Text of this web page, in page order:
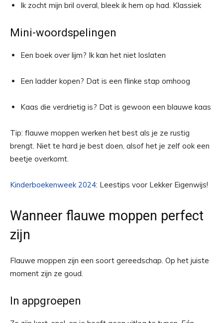
Ik zocht mijn bril overal, bleek ik hem op had. Klassiek
Mini-woordspelingen
Een boek over lijm? Ik kan het niet loslaten
Een ladder kopen? Dat is een flinke stap omhoog
Kaas die verdrietig is? Dat is gewoon een blauwe kaas
Tip: flauwe moppen werken het best als je ze rustig
brengt. Niet te hard je best doen, alsof het je zelf ook een
beetje overkomt.
Kinderboekenweek 2024: Leestips voor Lekker Eigenwijs!
Wanneer flauwe moppen perfect
zijn
Flauwe moppen zijn een soort gereedschap. Op het juiste
moment zijn ze goud.
In appgroepen